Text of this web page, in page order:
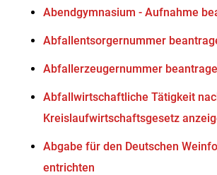
Abendgymnasium - Aufnahme
Abfallentsorgernummer
Abfallerzeugernummer
Abfallwirtschaftliche Tätigkeit
Kreislaufwirtschaftsgesetz
Abgabe für den Deutschen
entrichten